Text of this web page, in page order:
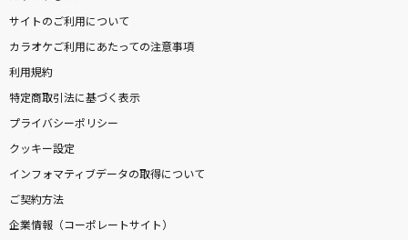
サイトのご利用について
カラオケご利用にあたっての注意事項
利用規約
特定商取引法に基づく表示
プライバシーポリシー
クッキー設定
インフォマティブデータの取得について
ご契約方法
企業情報（コーポレートサイト）